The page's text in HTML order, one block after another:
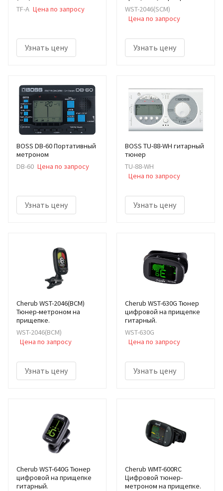
TF-A Цена по запросу
Узнать цену
WST-2046(SCM)
Цена по запросу
Узнать цену
BOSS DB-60 Портативный
метроном
DB-60 Цена по запросу
Узнать цену
BOSS TU-88-WH гитарный
тюнер
TU-88-WH
Цена по запросу
Узнать цену
Cherub WST-2046(BCM)
Тюнер-метроном на
прищепке.
WST-2046(BCM)
Цена по запросу
Узнать цену
Cherub WST-630G Тюнер
цифровой на прищепке
гитарный.
WST-630G
Цена по запросу
Узнать цену
Cherub WST-640G Тюнер
цифровой на прищепке
гитарный.
Cherub WMT-600RC
Цифровой тюнер-
метроном на прищепке.